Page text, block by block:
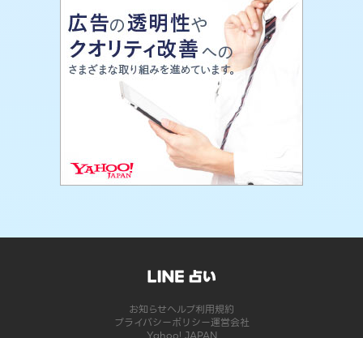
お知らせヘルプ利用規約
プライバシーポリシー運営会社